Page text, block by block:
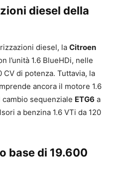
diesel della
diesel, la Citroen
l’unità 1.6 BlueHDi, nelle
CV di potenza. Tuttavia, la
ancora il motore 1.6
sequenziale ETG6 a
a benzina 1.6 VTi da 120
base di 19.600